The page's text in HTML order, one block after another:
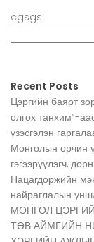
cgsgs
Recent Posts
Цэргийн баярт
олгох танхим”-
үзэсгэлэн
Монголын орчин
гэгээрүүлэгч,
Нацагдоржийн
найраглалын
МОНГОЛ
ТӨВ АЙМГИЙН